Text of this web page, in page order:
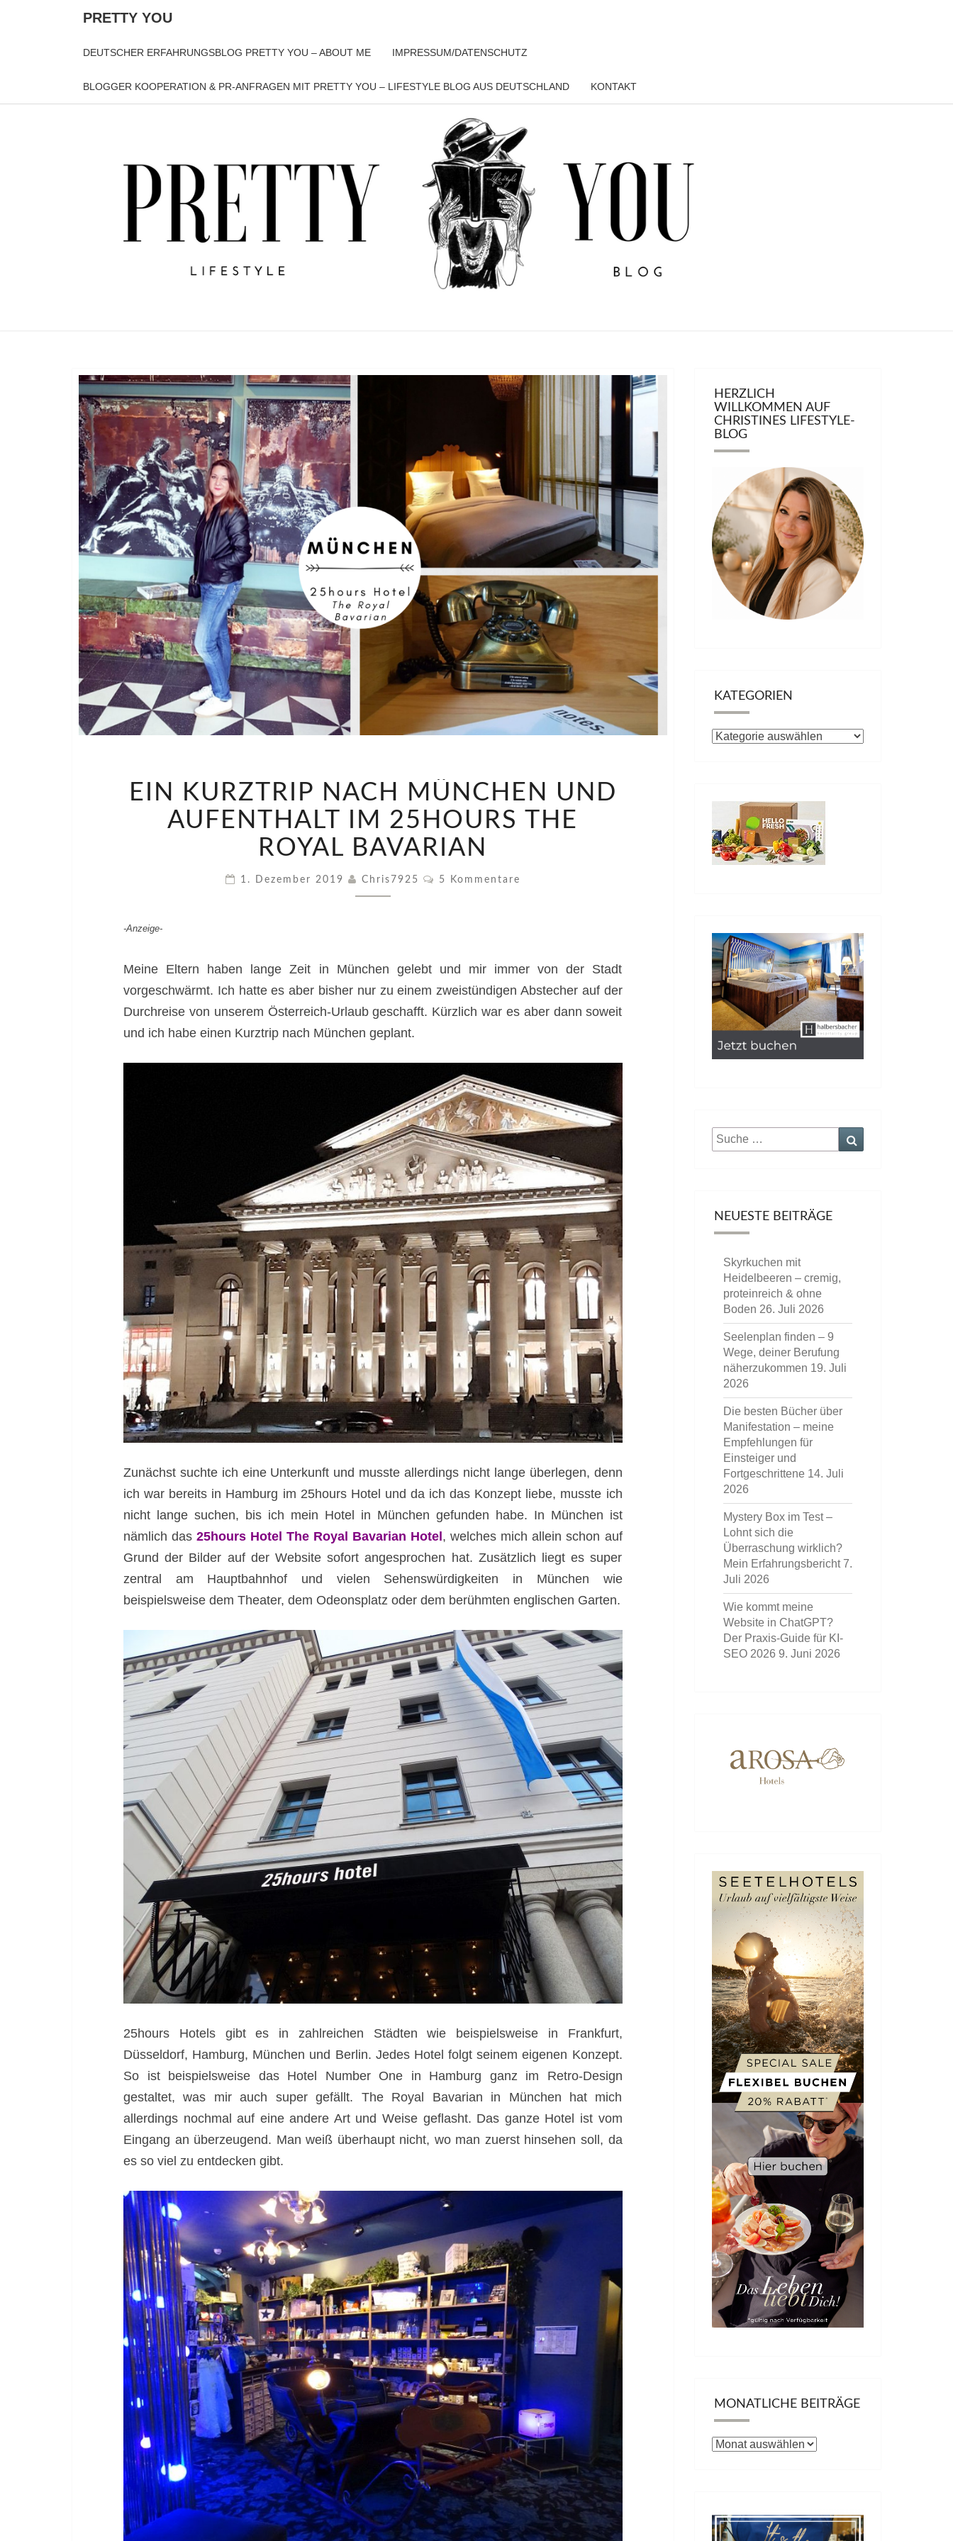
PRETTY YOU
DEUTSCHER ERFAHRUNGSBLOG PRETTY YOU – ABOUT ME IMPRESSUM/DATENSCHUTZ
BLOGGER KOOPERATION & PR-ANFRAGEN MIT PRETTY YOU – LIFESTYLE BLOG AUS DEUTSCHLAND KONTAKT
PRETTY
YOU
KURZTRIP
NACH
MÜNCHEN
UND
IM
25HOURS
EIN KURZTRIP NACH MÜNCHEN UND
AUFENTHALT IM 25HOURS THE
ROYAL BAVARIAN
1. Dezember 2019 Chris7925 Kommentare
5 Kommentare
-Anzeige-
Meine Eltern haben lange Zeit in München gelebt und mir immer von der Stadt
vorgeschwärmt. Ich hatte es aber bisher nur zu einem zweistündigen Abstecher auf der
Durchreise von unserem Österreich-Urlaub geschafft. Kürzlich war es aber dann soweit
und ich habe einen Kurztrip nach München geplant.
Zunächst suchte ich eine Unterkunft und musste allerdings nicht lange überlegen, denn
ich war bereits in Hamburg im 25hours Hotel und da ich das Konzept liebe, musste ich
nicht lange suchen, bis ich mein Hotel in München gefunden habe. In München ist
nämlich das25hours Hotel The Royal Bavarian Hotel, welches mich allein schon auf
Grund der Bilder auf der Website sofort angesprochen hat. Zusätzlich liegt es super
zentral am Hauptbahnhof und vielen Sehenswürdigkeiten in München wie
beispielsweise dem Theater, dem Odeonsplatz oder dem berühmten englischen Garten.
25hours Hotels gibt es in zahlreichen Städten wie beispielsweise in Frankfurt,
Düsseldorf, Hamburg, München und Berlin. Jedes Hotel folgt seinem eigenen Konzept.
So ist beispielsweise das Hotel Number One in Hamburg ganz im Retro-Design
gestaltet, was mir auch super gefällt. The Royal Bavarian in München hat mich
allerdings nochmal auf eine andere Art und Weise geflasht. Das ganze Hotel ist vom
Eingang an überzeugend. Man weiß überhaupt nicht, wo man zuerst hinsehen soll, da
es so viel zu entdecken gibt.
HERZLICH
WILLKOMMEN AUF
CHRISTINES LIFESTYLE-
BLOG
KATEGORIEN
Kategorien
Suche
nach:
NEUESTE BEITRÄGE
Skyrkuchen mit
Heidelbeeren – cremig,
proteinreich & ohne
Boden 26. Juli 2026
Seelenplan finden – 9
Wege, deiner Berufung
näherzukommen 19. Juli
2026
Die besten Bücher über
Manifestation – meine
Empfehlungen für
Einsteiger und
Fortgeschrittene 14. Juli
2026
Mystery Box im Test –
Lohnt sich die
Überraschung wirklich?
Mein Erfahrungsbericht 7.
Juli 2026
Wie kommt meine
Website in ChatGPT?
Der Praxis-Guide für KI-
SEO 2026 9. Juni 2026
MONATLICHE BEITRÄGE
Monatliche